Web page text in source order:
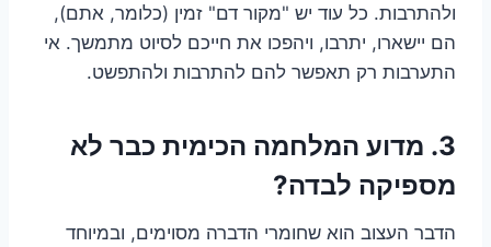
ולהתרבות. כל עוד יש "מקור דם" זמין (כלומר, אתם),
הם יישארו, יתרבו, ויהפכו את חייכם לסיוט מתמשך. אי
התערבות רק תאפשר להם להתרבות ולהתפשט.
3. מדוע המלחמה הכימית כבר לא
מספיקה לבדה?
הדבר העצוב הוא שחומרי הדברה מסוימים, ובמיוחד